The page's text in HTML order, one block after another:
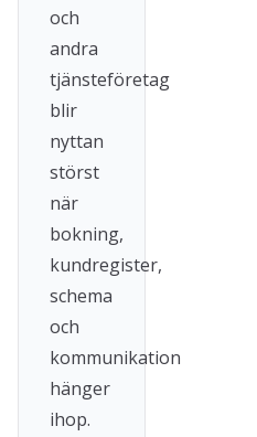
och
andra
tjänsteföretag
blir
nyttan
störst
när
bokning,
kundregister,
schema
och
kommunikation
hänger
ihop.